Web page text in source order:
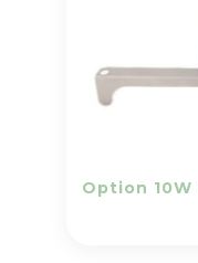
Option